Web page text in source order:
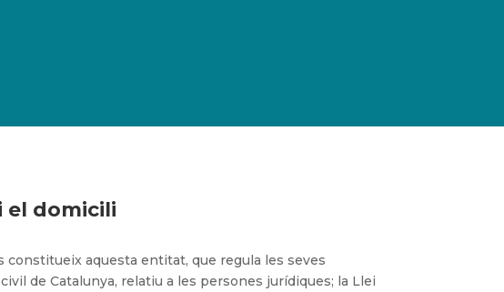
el domicili
constitueix aquesta entitat, que regula les seves
de Catalunya, relatiu a les persones jurídiques; la Llei